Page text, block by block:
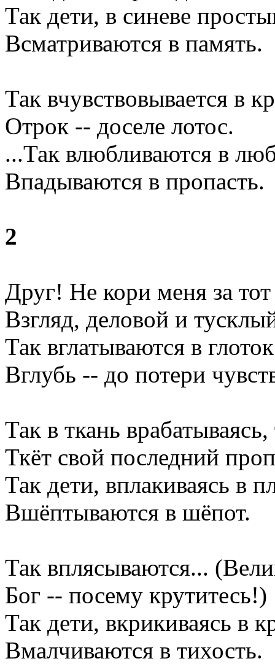
Так дети, в синеве
Всматриваются в память.
Так вчувствовывается в
Отрок -- доселе лотос.
...Так влюбливаются в
Впадываются в пропасть.
2
Друг! Не кори меня за тот
Взгляд, деловой и
Так вглатываются в
Вглубь -- до потери
Так в ткань врабатываясь,
Ткёт свой последний
Так дети, вплакиваясь в
Вшёптываются в шёпот.
Так вплясываются...
Бог -- посему крутитесь!)
Так дети, вкрикиваясь в
Вмалчиваются в тихость.